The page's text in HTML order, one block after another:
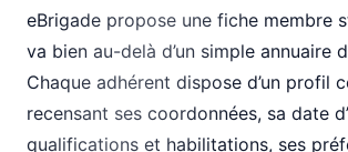
eBrigade propose une fiche membre
va bien au-delà d’un simple annuaire
Chaque adhérent dispose d’un profil
recensant ses coordonnées, sa date
qualifications et habilitations, ses